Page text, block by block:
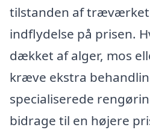
tilstanden af træværket
indflydelse på prisen.
dækket af alger, mos
kræve ekstra
specialiserede
bidrage til en højere